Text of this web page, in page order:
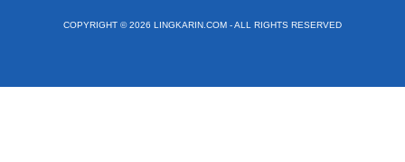
COPYRIGHT © 2026 LINGKARIN.COM - ALL RIGHTS RESERVED